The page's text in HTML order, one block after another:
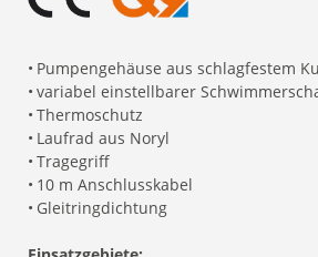
• Pumpengehäuse aus schlagfestem
• variabel einstellbarer
• Thermoschutz
• Laufrad aus Noryl
• Tragegriff
• 10 m Anschlusskabel
• Gleitringdichtung